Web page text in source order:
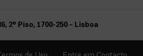
2º Piso, 1700-250 – Lisboa